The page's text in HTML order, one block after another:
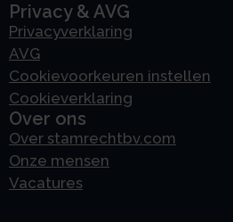
Privacy & AVG
Privacyverklaring
AVG
Cookievoorkeuren instellen
Cookieverklaring
Over ons
Over stamrechtbv.com
Onze mensen
Vacatures